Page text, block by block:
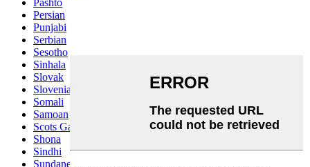
Pashto
Persian
Punjabi
Serbian
Sesotho
Sinhala
Slovak
Slovenian
Somali
Samoan
Scots Gaelic
Shona
Sindhi
Sundanese